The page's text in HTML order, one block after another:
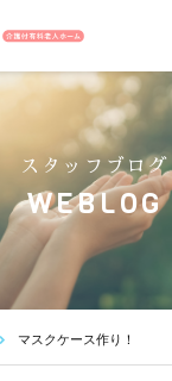
スタッフブログ
WEBLOG
マスクケース作り！